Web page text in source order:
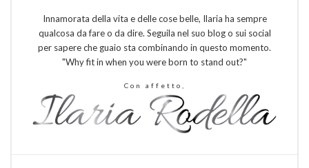
Innamorata della vita e delle cose belle, Ilaria ha sempre
qualcosa da fare o da dire. Seguila nel suo blog o sui social
per sapere che guaio sta combinando in questo momento.
"Why fit in when you were born to stand out?"
Con affetto,